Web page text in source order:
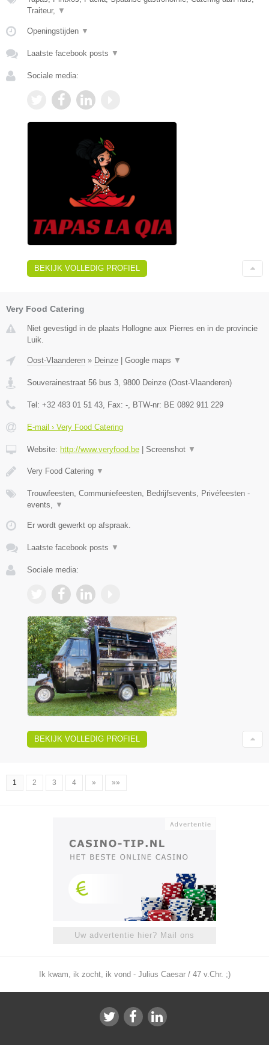
Traiteur,
▼
Openingstijden ▼
Laatste facebook posts ▼
Sociale media:
BEKIJK VOLLEDIG PROFIEL
Very Food Catering
Niet gevestigd in de plaats Hollogne aux Pierres en in de provincie
Luik.
Oost-Vlaanderen » Deinze Google maps ▼
Souverainestraat 56 bus 3, 9800 Deinze (Oost-Vlaanderen)
Tel: +32 483 01 51 43, Fax: -, BTW-nr: BE 0892 911 229
E-mail › Very Food Catering
Website: http://www.veryfood.be Screenshot ▼
Very Food Catering ▼
Trouwfeesten, Communiefeesten, Bedrijfsevents, Privéfeesten -
events, ▼
Er wordt gewerkt op afspraak.
Laatste facebook posts ▼
Sociale media:
BEKIJK VOLLEDIG PROFIEL
1 2 3 4 » »»
Uw advertentie hier? Mail ons
Ik kwam, ik zocht, ik vond - Julius Caesar / 47 v.Chr. ;)